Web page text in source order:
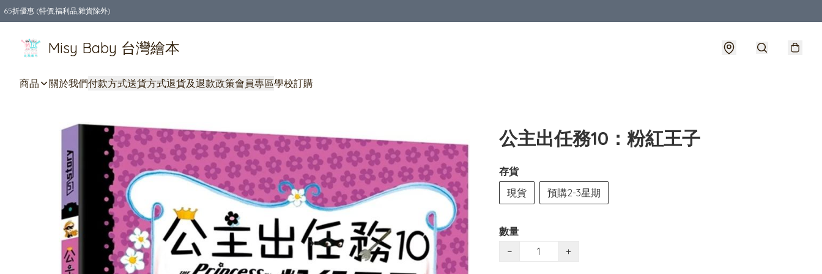
65折優惠 (特價,福利品,雜貨除外)
Misy Baby 台灣繪本
商品 關於我們付款方式送貨方式退貨及退款政策會員專區學校訂購
公主出任務10：粉紅王子
存貨
現貨
預購2-3星期
數量
−
+